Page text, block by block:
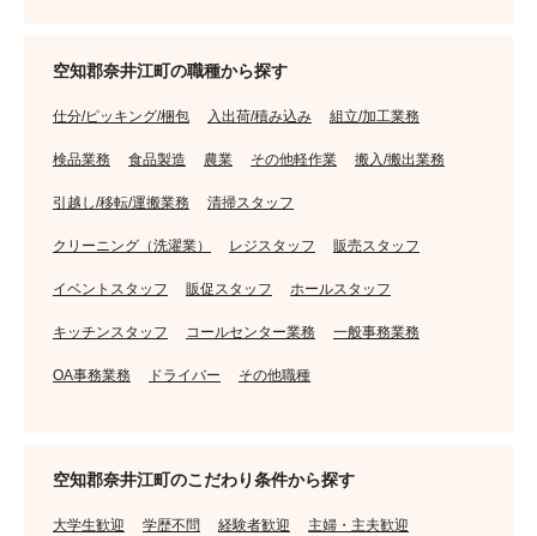
空知郡奈井江町の職種から探す
仕分/ピッキング/梱包 入出荷/積み込み 組立/加工業務
検品業務 食品製造 農業 その他軽作業 搬入/搬出業務
引越し/移転/運搬業務 清掃スタッフ
クリーニング（洗濯業） レジスタッフ 販売スタッフ
イベントスタッフ 販促スタッフ ホールスタッフ
キッチンスタッフ コールセンター業務 一般事務業務
OA事務業務 ドライバー その他職種
空知郡奈井江町のこだわり条件から探す
大学生歓迎 学歴不問 経験者歓迎 主婦・主夫歓迎